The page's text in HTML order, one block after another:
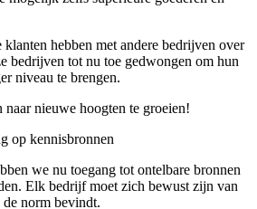
hebben met andere bedrijven over
bedrijven tot nu toe gedwongen om hun
niveau te brengen.
nieuwe hoogten te groeien!
op kennisbronnen
we nu toegang tot ontelbare bronnen
Elk bedrijf moet zich bewust zijn van
norm bevindt.